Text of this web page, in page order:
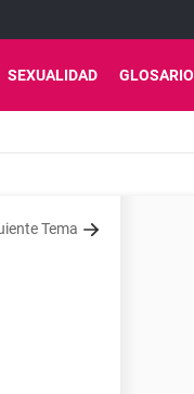
SEXUALIDAD GLOSARIO
Tema